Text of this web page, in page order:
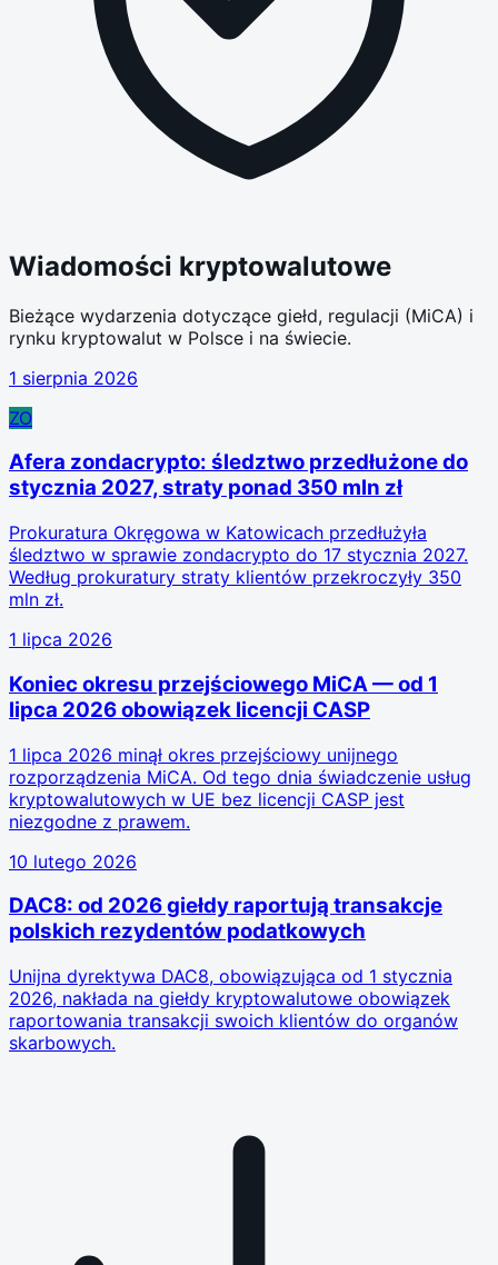
Wiadomości kryptowalutowe
Bieżące wydarzenia dotyczące giełd, regulacji (MiCA) i
rynku kryptowalut w Polsce i na świecie.
1 sierpnia 2026
ZO
Afera zondacrypto: śledztwo przedłużone do
stycznia 2027, straty ponad 350 mln zł
Prokuratura Okręgowa w Katowicach przedłużyła
śledztwo w sprawie zondacrypto do 17 stycznia 2027.
Według prokuratury straty klientów przekroczyły 350
mln zł.
1 lipca 2026
Koniec okresu przejściowego MiCA — od 1
lipca 2026 obowiązek licencji CASP
1 lipca 2026 minął okres przejściowy unijnego
rozporządzenia MiCA. Od tego dnia świadczenie usług
kryptowalutowych w UE bez licencji CASP jest
niezgodne z prawem.
10 lutego 2026
DAC8: od 2026 giełdy raportują transakcje
polskich rezydentów podatkowych
Unijna dyrektywa DAC8, obowiązująca od 1 stycznia
2026, nakłada na giełdy kryptowalutowe obowiązek
raportowania transakcji swoich klientów do organów
skarbowych.